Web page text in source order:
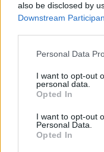
also be disclosed by
Downstream
Please note that this
not limited to your
grant or deny
use your data for
consent section.
Personal Data
I want to opt-out
personal data.
Opted In
I want to opt-out
Personal Data.
Opted In
TEMI: Anna
Giovanni Deiana
Guido Ardizzone
Incendio San
Notizie Olbia
Protezione Civile